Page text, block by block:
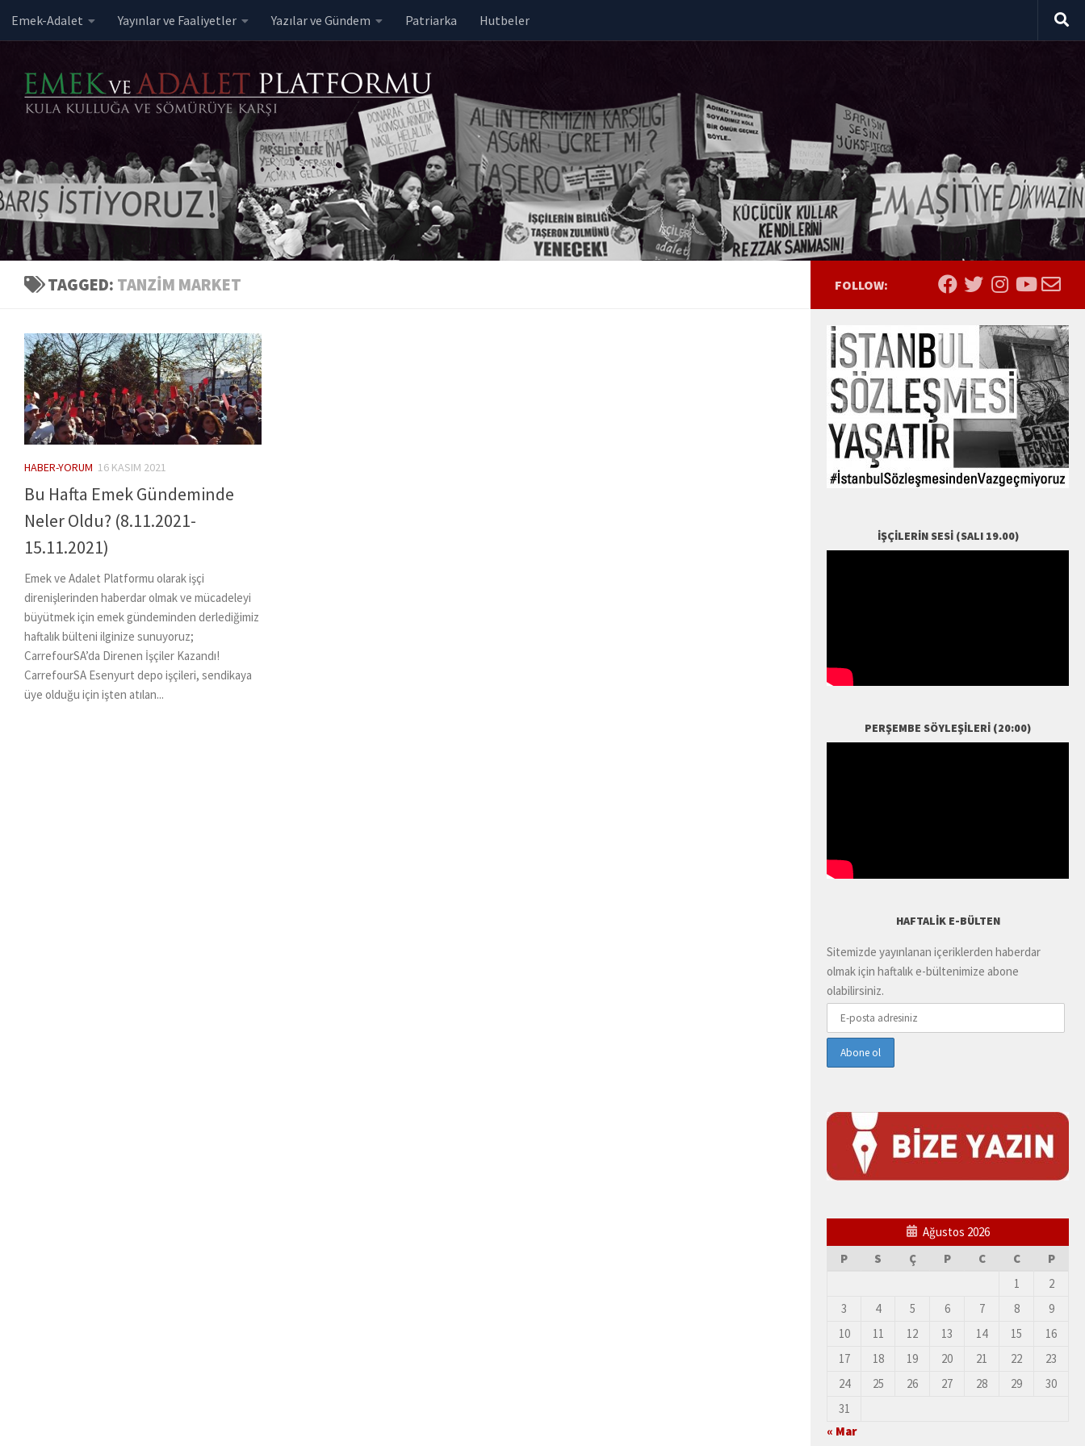
Skip to content
Emek-Adalet Yayınlar ve Faaliyetler Yazılar ve Gündem Patriarka Hutbeler
TAGGED: TANZIM MARKET
HABER-YORUM 16 KASIM 2021
Bu Hafta Emek Gündeminde
Neler Oldu? (8.11.2021-
15.11.2021)
Emek ve Adalet Platformu olarak işçi
direnişlerinden haberdar olmak ve mücadeleyi
büyütmek için emek gündeminden derlediğimiz
haftalık bülteni ilginize sunuyoruz;
CarrefourSA’da Direnen İşçiler Kazandı!
CarrefourSA Esenyurt depo işçileri, sendikaya
üye olduğu için işten atılan...
FOLLOW:
İŞÇILERIN SESI (SALI 19.00)
PERŞEMBE SÖYLEŞILERI (20:00)
HAFTALIK E-BÜLTEN
Sitemizde yayınlanan içeriklerden haberdar
olmak için haftalık e-bültenimize abone
olabilirsiniz.
Ağustos 2026
P
S Ç P C C
P
1
2
3
4 5 6 7 8
9
10
11 12 13 14 15
16
17
18 19 20 21 22
23
24
25 26 27 28 29
30
31
« Mar